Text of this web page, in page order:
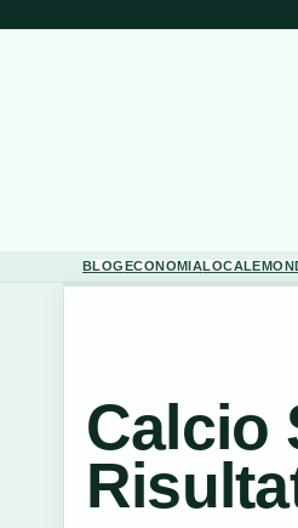
BLOGECONOMIALOCALE
Calcio